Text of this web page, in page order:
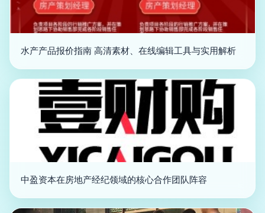
水产产品报价指南 高清素材、在线编辑工具与实用解析
中盈资本在房地产经纪领域的核心合作团队阵容